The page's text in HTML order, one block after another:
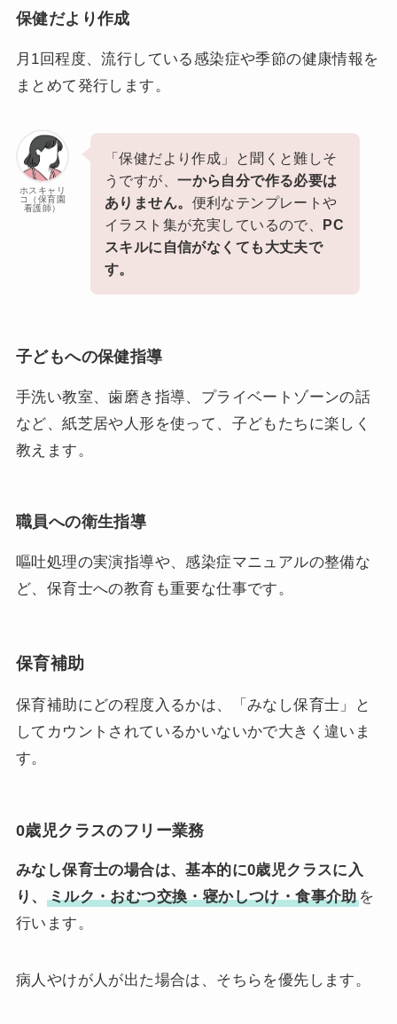
保健だより作成
月1回程度、流行している感染症や季節の健康情報を
まとめて発行します。
ホスキャリ
コ（保育園
看護師）
「保健だより作成」と聞くと難しそ
うですが、一から自分で作る必要は
ありません。 便利なテンプレートや
イラスト集が充実しているので、 PC
スキルに自信がなくても大丈夫で
す。
子どもへの保健指導
手洗い教室、歯磨き指導、プライベートゾーンの話
など、紙芝居や人形を使って、子どもたちに楽しく
教えます。
職員への衛生指導
嘔吐処理の実演指導や、感染症マニュアルの整備な
ど、保育士への教育も重要な仕事です。
保育補助
保育補助にどの程度入るかは、「みなし保育士」と
してカウントされているかいないかで大きく違いま
す。
0歳児クラスのフリー業務
みなし保育士の場合は、基本的に0歳児クラスに入
り、
ミルク・おむつ交換・寝かしつけ・食事介助を
行います。
病人やけが人が出た場合は、そちらを優先します。